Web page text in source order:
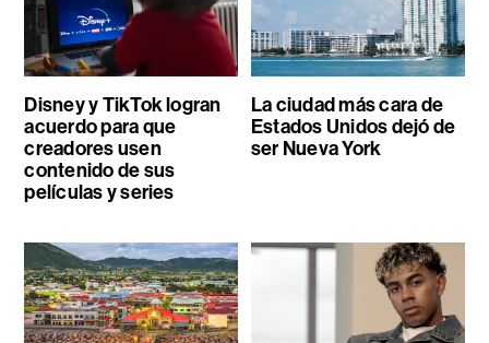
Disney y TikTok logran
acuerdo para que
creadores usen
contenido de sus
películas y series
La ciudad más cara de
Estados Unidos dejó de
ser Nueva York